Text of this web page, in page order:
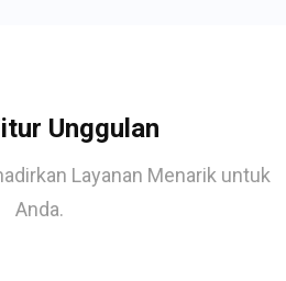
Unggulan
Layanan Menarik untuk
Anda.